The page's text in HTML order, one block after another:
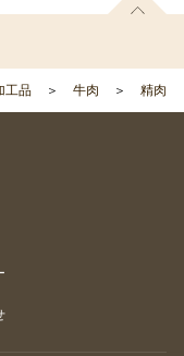
工品 牛肉 精肉